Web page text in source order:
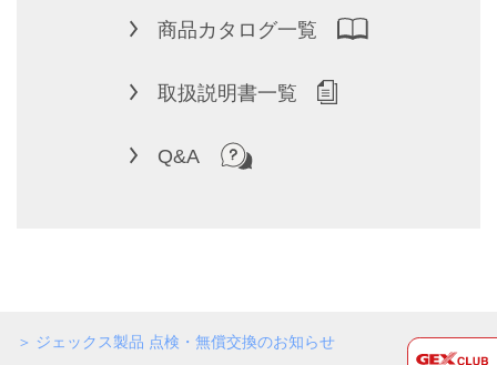
商品カタログ一覧
取扱説明書一覧
Q&A
ジェックス製品 点検・無償交換のお知らせ